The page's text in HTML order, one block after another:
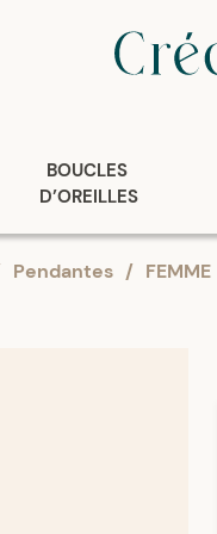
BOUCLES
D’OREILLES
Pendantes / FEMME